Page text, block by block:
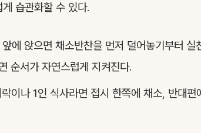
습관화할 수 있다.
앞에 앉으면 채소반찬을 먼저 덜어놓기부터 실
순서가 자연스럽게 지켜진다.
이나 1인 식사라면 접시 한쪽에 채소, 반대편